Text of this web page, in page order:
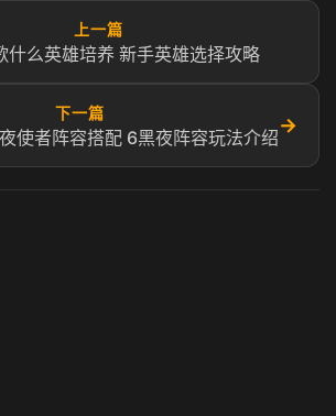
上一篇
什么英雄培养 新手英雄选择攻略
下一篇
使者阵容搭配 6黑夜阵容玩法介绍
→